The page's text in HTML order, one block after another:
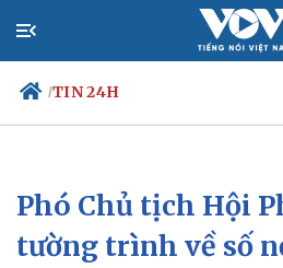
/TIN 24H
Chính trị
Đảng
Tổ chức nhân sự
Phó Chủ tịch Hội
tường trình về số